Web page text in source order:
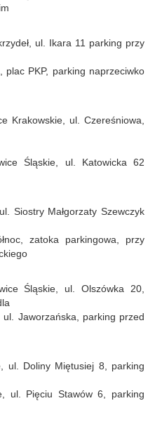
ul. Ikara 11 parking przy
plac PKP, parking naprzeciwko
Krakowskie, ul. Czereśniowa,
Śląskie, ul. Katowicka 62
Siostry Małgorzaty Szewczyk
zatoka parkingowa, przy
Śląskie, ul. Olszówka 20,
Jaworzańska, parking przed
ul. Doliny Miętusiej 8, parking
ul. Pięciu Stawów 6, parking